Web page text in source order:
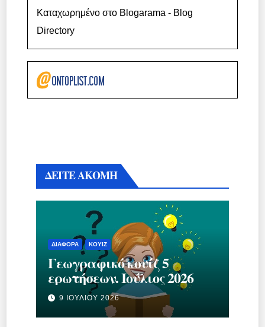
Καταχωρημένο στο Blogarama - Blog
Directory
ΔΕΙΤΕ ΑΚΟΜΗ
ΔΙΆΦΟΡΑ ΚΟΥΊΖ
Γεωγραφικό κουίζ 5
ερωτήσεων. Ιούλιος 2026
9 ΙΟΥΛΊΟΥ 2026